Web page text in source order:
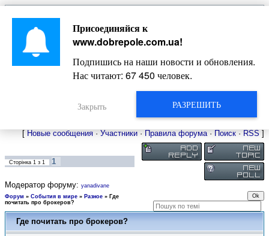
Главная
Новости
Довідкова
Фото
Оголошення
Видео
Жизнь Добропольского края
[ Новые сообщения · Участники · Правила форума· Поиск · RSS ]
Сторінка 1 з 1 1
Модератор форуму: yanadivane
Форум » События в мире » Разное » Где
почитать про брокеров?
Где почитать про брокеров?
Присоединяйся к
www.dobrepole.com.ua!
Подпишись на наши новости и обновления.
Нас читают: 67 450 человек.
РАЗРЕШИТЬ
Закрыть